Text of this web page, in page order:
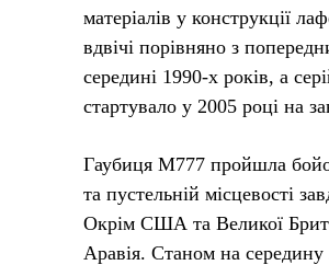
матеріалів у конструкції
вдвічі порівняно з
середині 1990-х років, а
стартувало у 2005 році на
Гаубиця М777 пройшла
та пустельній місцевості
Окрім США та Великої
Аравія. Станом на середину